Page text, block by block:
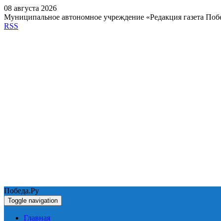
08 августа 2026
Муниципальное автономное учреждение «Редакция газета
RSS
Победа.Ру
Toggle navigation
Главная